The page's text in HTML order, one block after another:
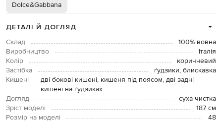
Dolce&Gabbana
ДЕТАЛІ Й ДОГЛЯД
Склад
100% вовна
Виробництво
Італія
Колір
коричневий
Застібка
ґудзики, блискавка
Кишені
дві бокові кишені, кишеня під поясом, дві задні
кишені на ґудзиках
Догляд
суха чистка
Зріст моделі
187 см
Розмір на моделі
48